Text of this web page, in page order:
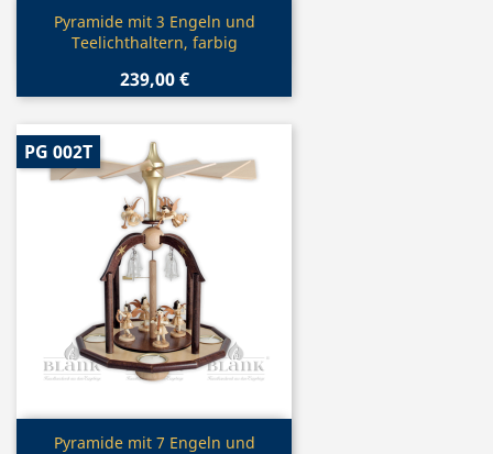
 Vorschau
Pyramide mit 3 Engeln und
Teelichthaltern, farbig
239,00 €
 Vorschau
Pyramide mit 7 Engeln und
PG 002T